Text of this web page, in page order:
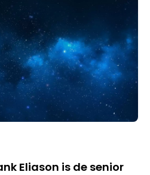
Eliason is de senior